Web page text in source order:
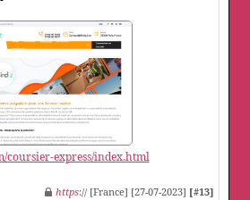
coursier-express/index.html
https:// [France] [27-07-2023] [#13]